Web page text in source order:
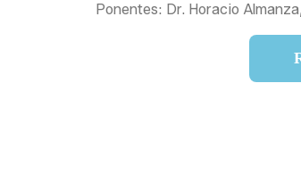
Ponentes: Dr. Horacio